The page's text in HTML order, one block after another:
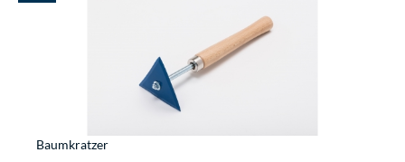
Baumkratzer